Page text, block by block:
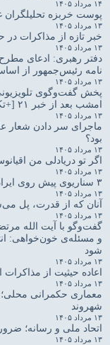
۱۴ مرداد ۱۴۰۵
پوست خربزه
۱۳ مرداد ۱۴۰۵
خبر تازه از مذاکرات در
۱۳ مرداد ۱۴۰۵
دفتر رهبری: ادعای
نامه رئیس‌جمهور از
۱۳ مرداد ۱۴۰۵
پخش گفت‌وگوی
امشب بعد از خبر ۲۱ [+تکمیلی: تغییر زمان پخش]
۱۳ مرداد ۱۴۰۵
ماجرای سر دادن شعار
بود؟
۱۳ مرداد ۱۴۰۵
اگر تو دریادلی من
۱۳ مرداد ۱۴۰۵
۳ سناریوی پیش روی ایران و آمریکا | محمدرضا طالبی‌نژاد
۱۳ مرداد ۱۴۰۵
آنان که از قدرت، پل
۱۳ مرداد ۱۴۰۵
گفت‌وگو با آیت الله
و مسئله‌ی خون‌خواهی:
شود
۱۳ مرداد ۱۴۰۵
اعاده حیثیت از
۱۳ مرداد ۱۴۰۵
معماری حکمرانی محلی؛
شهروند
۱۳ مرداد ۱۴۰۵
اتحاد ملی و رسانه؛
۱۳ مرداد ۱۴۰۵